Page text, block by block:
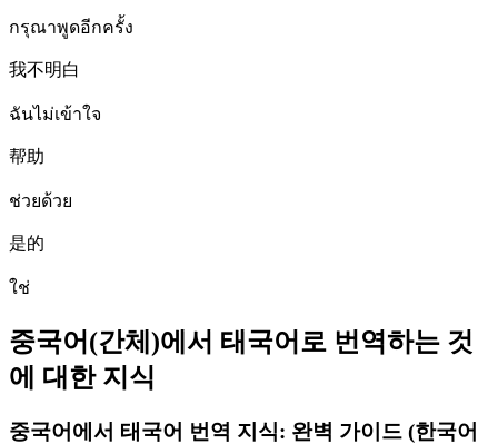
กรุณาพูดอีกครั้ง
我不明白
ฉันไม่เข้าใจ
帮助
ช่วยด้วย
是的
ใช่
중국어(간체)에서 태국어로 번역하는 것
에 대한 지식
중국어에서 태국어 번역 지식: 완벽 가이드 (한국어